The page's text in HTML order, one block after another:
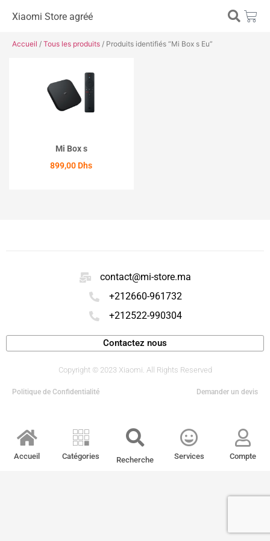
Xiaomi Store agréé
Accueil / Tous les produits / Produits identifiés “Mi Box s Eu”
Mi Box s
899,00 Dhs
contact@mi-store.ma
+212660-961732
+212522-990304
Contactez nous
Copyright © 2023 Xiaomi. All Rights Reserved
Politique de Confidentialité Demander un devis
Accueil Catégories Recherche Services Compte